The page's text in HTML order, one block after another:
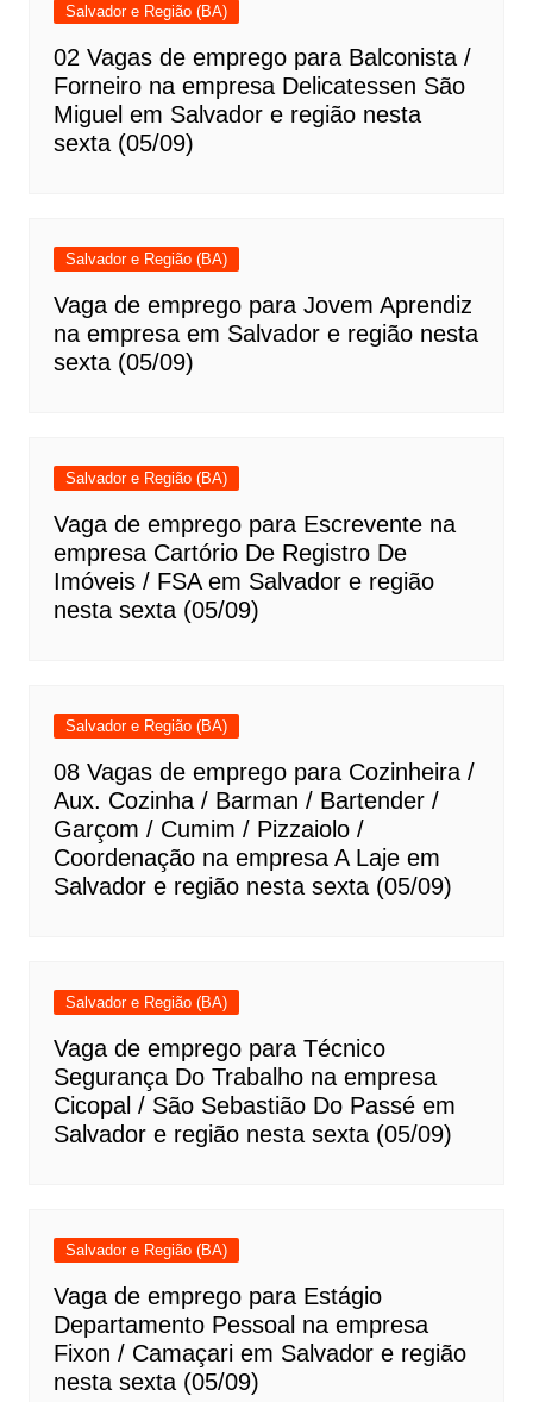
Salvador e Região (BA)
02 Vagas de emprego para Balconista /
Forneiro na empresa Delicatessen São
Miguel em Salvador e região nesta
sexta (05/09)
Salvador e Região (BA)
Vaga de emprego para Jovem Aprendiz
na empresa em Salvador e região nesta
sexta (05/09)
Salvador e Região (BA)
Vaga de emprego para Escrevente na
empresa Cartório De Registro De
Imóveis / FSA em Salvador e região
nesta sexta (05/09)
Salvador e Região (BA)
08 Vagas de emprego para Cozinheira /
Aux. Cozinha / Barman / Bartender /
Garçom / Cumim / Pizzaiolo /
Coordenação na empresa A Laje em
Salvador e região nesta sexta (05/09)
Salvador e Região (BA)
Vaga de emprego para Técnico
Segurança Do Trabalho na empresa
Cicopal / São Sebastião Do Passé em
Salvador e região nesta sexta (05/09)
Salvador e Região (BA)
Vaga de emprego para Estágio
Departamento Pessoal na empresa
Fixon / Camaçari em Salvador e região
nesta sexta (05/09)